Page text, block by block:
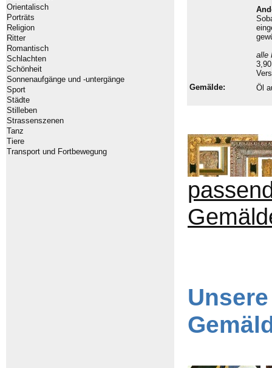
Orientalisch
Porträts
Religion
Ritter
Romantisch
Schlachten
Schönheit
Sonnenaufgänge und -untergänge
Sport
Städte
Stilleben
Strassenszenen
Tanz
Tiere
Transport und Fortbewegung
alle
Gemälde:
Öl